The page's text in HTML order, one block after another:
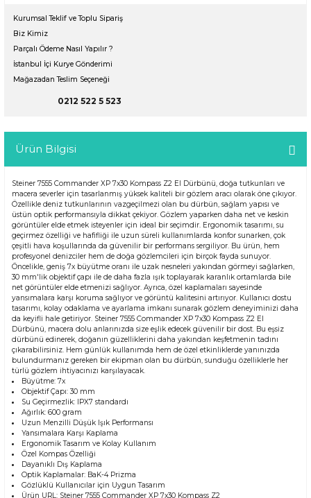
Kurumsal Teklif ve Toplu Sipariş
Biz Kimiz
Parçalı Ödeme Nasıl Yapılır ?
İstanbul İçi Kurye Gönderimi
Mağazadan Teslim Seçeneği
0212 522 5 523
Ürün Bilgisi
Steiner 7555 Commander XP 7x30 Kompass Z2 El Dürbünü, doğa tutkunları ve
macera severler için tasarlanmış yüksek kaliteli bir gözlem aracı olarak öne çıkıyor.
Özellikle deniz tutkunlarının vazgeçilmezi olan bu dürbün, sağlam yapısı ve
üstün optik performansıyla dikkat çekiyor. Gözlem yaparken daha net ve keskin
görüntüler elde etmek isteyenler için ideal bir seçimdir. Ergonomik tasarımı, su
geçirmez özelliği ve hafifliği ile uzun süreli kullanımlarda konfor sunarken, çok
çeşitli hava koşullarında da güvenilir bir performans sergiliyor. Bu ürün, hem
profesyonel denizciler hem de doğa gözlemcileri için birçok fayda sunuyor.
Öncelikle, geniş 7x büyütme oranı ile uzak nesneleri yakından görmeyi sağlarken,
30 mm'lik objektif çapı ile de daha fazla ışık toplayarak karanlık ortamlarda bile
net görüntüler elde etmenizi sağlıyor. Ayrıca, özel kaplamaları sayesinde
yansımalara karşı koruma sağlıyor ve görüntü kalitesini artırıyor. Kullanıcı dostu
tasarımı, kolay odaklama ve ayarlama imkanı sunarak gözlem deneyiminizi daha
da keyifli hale getiriyor. Steiner 7555 Commander XP 7x30 Kompass Z2 El
Dürbünü, macera dolu anlarınızda size eşlik edecek güvenilir bir dost. Bu eşsiz
dürbünü edinerek, doğanın güzelliklerini daha yakından keşfetmenin tadını
çıkarabilirsiniz. Hem günlük kullanımda hem de özel etkinliklerde yanınızda
bulundurmanız gereken bir ekipman olan bu dürbün, sunduğu özelliklerle her
türlü gözlem ihtiyacınızı karşılayacak.
Büyütme: 7x
Objektif Çapı: 30 mm
Su Geçirmezlik: IPX7 standardı
Ağırlık: 600 gram
Uzun Menzilli Düşük Işık Performansı
Yansımalara Karşı Kaplama
Ergonomik Tasarım ve Kolay Kullanım
Özel Kompas Özelliği
Dayanıklı Dış Kaplama
Optik Kaplamalar: BaK-4 Prizma
Gözlüklü Kullanıcılar için Uygun Tasarım
Ürün URL: Steiner 7555 Commander XP 7x30 Kompass Z2